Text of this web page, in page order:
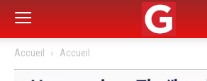
Accueil Accueil